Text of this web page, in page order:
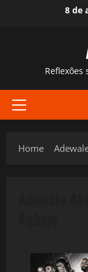
8 de
Reflexões
Primary
Home